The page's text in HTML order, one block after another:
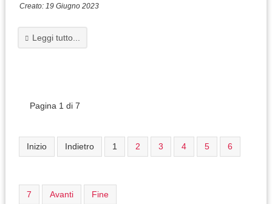
Creato: 19 Giugno 2023
Leggi tutto...
Pagina 1 di 7
Inizio Indietro 1 2 3 4 5 6
7 Avanti Fine